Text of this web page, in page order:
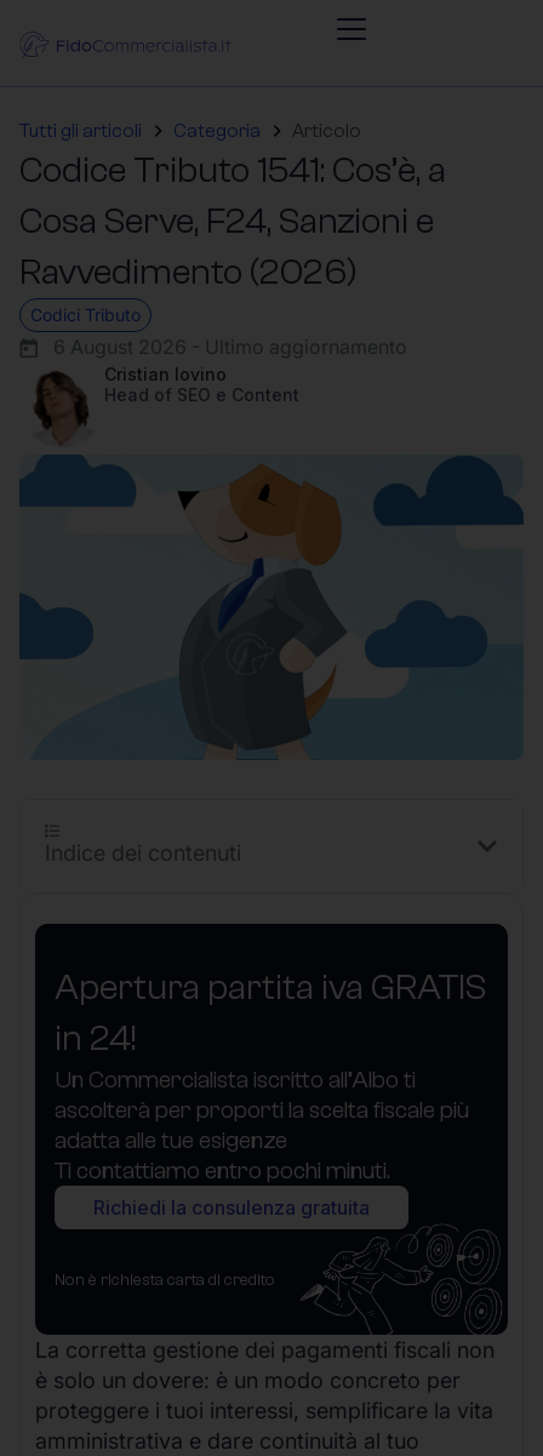
Tutti gli articoli Categoria Articolo
Codice Tributo 1541: Cos’è, a
Cosa Serve, F24, Sanzioni e
Ravvedimento (2026)
Codici Tributo
6 August 2026 - Ultimo aggiornamento
Cristian Iovino
Head of SEO e Content
Apertura partita iva GRATIS
in 24!
Un Commercialista iscritto all’Albo ti
ascolterà per proporti la scelta fiscale più
adatta alle tue esigenze
Ti contattiamo entro pochi minuti.
Richiedi la consulenza gratuita
Non è richiesta carta di credito
La corretta gestione dei pagamenti fiscali non
è solo un dovere: è un modo concreto per
proteggere i tuoi interessi, semplificare la vita
amministrativa e dare continuità al tuo
Indice dei contenuti